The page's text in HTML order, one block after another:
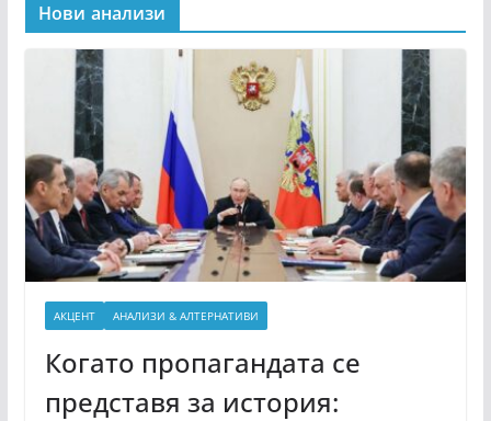
Нови анализи
АКЦЕНТ АНАЛИЗИ & АЛТЕРНАТИВИ
Когато пропагандата се
представя за история: